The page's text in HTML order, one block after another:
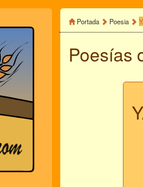
Portada Poesia
Poesías